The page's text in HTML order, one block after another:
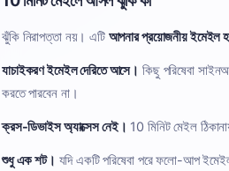
ঝুঁকি নিরাপত্তা নয়। এটি আপনার প্রয়োজনীয় ইমেইল
যাচাইকরণ ইমেইল দেরিতে আসে। কিছু পরিষেবা
করতে পারবেন না।
ক্রস-ডিভাইস অ্যাক্সেস নেই। 10 মিনিট মেইল
শুধু এক শট। যদি একটি পরিষেবা পরে ফলো-আপ